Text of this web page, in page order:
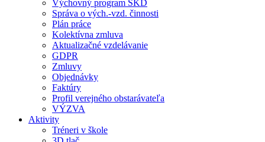
Výchovný program ŠKD
Správa o vých.-vzd. činnosti
Plán práce
Kolektívna zmluva
Aktualizačné vzdelávanie
GDPR
Zmluvy
Objednávky
Faktúry
Profil verejného obstarávateľa
VÝZVA
Aktivity
Tréneri v škole